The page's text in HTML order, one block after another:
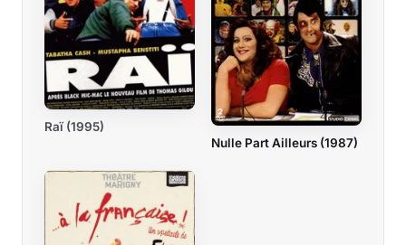
Raï (1995)
Nulle Part Ailleurs (1987)